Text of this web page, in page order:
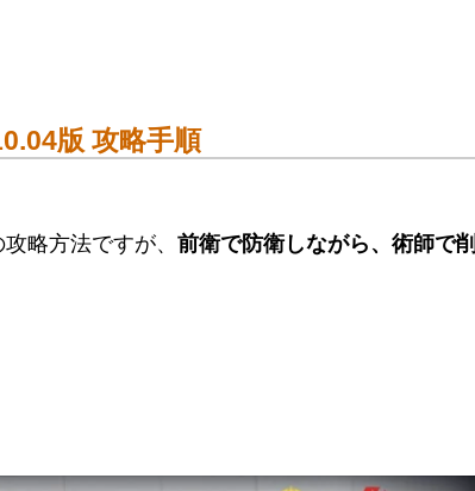
版 攻略手順
略方法ですが、 前衛で防衛しながら、術師で削